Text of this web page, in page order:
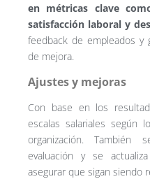
en métricas clave
satisfacción laboral y
feedback de empleados y
de mejora.
Ajustes y mejoras
Con base en los
escalas salariales según
organización.
evaluación y se
asegurar que sigan siendo